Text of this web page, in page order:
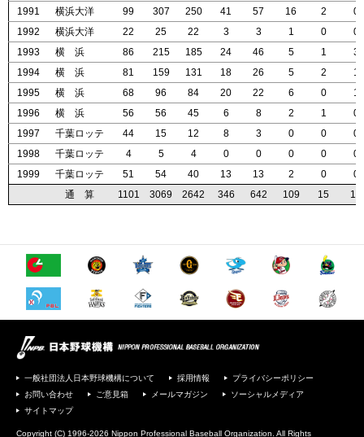
1991
横浜大洋 99 307 250 41 57 16 2
0
1992
横浜大洋 22 25 22 3 3 1 0
0
1993
横 浜 86 215 185 24 46 5 1
3
1994
横 浜 81 159 131 18 26 5 2
1
1995
横 浜 68 96 84 20 22 6 0
1
1996
横 浜 56 56 45 6 8 2 1
0
1997
千葉ロッテ 44 15 12 8 3 0 0
0
1998
千葉ロッテ 4 5 4 0 0 0 0
0
1999
千葉ロッテ 51 54 40 13 13 2 0
0
通 算
1101 3069 2642 346 642 109 15 14
1991
横浜大洋 99 307 250 41 57 16 2
0
1992
横浜大洋 22 25 22 3 3 1 0
0
1993
横 浜 86 215 185 24 46 5 1
3
1994
横 浜 81 159 131 18 26 5 2
1
1995
横 浜 68 96 84 20 22 6 0
1
1996
横 浜 56 56 45 6 8 2 1
0
1997
千葉ロッテ 44 15 12 8 3 0 0
0
1998
千葉ロッテ 4 5 4 0 0 0 0
0
1999
千葉ロッテ 51 54 40 13 13 2 0
0
通 算
1101 3069 2642 346 642 109 15 14
1991
横浜大洋 99 307 250 41 57 16 2
0
1992
横浜大洋 22 25 22 3 3 1 0
0
1993
横 浜 86 215 185 24 46 5 1
3
1994
横 浜 81 159 131 18 26 5 2
1
1995
横 浜 68 96 84 20 22 6 0
1
1996
横 浜 56 56 45 6 8 2 1
0
1997
千葉ロッテ 44 15 12 8 3 0 0
0
1998
千葉ロッテ 4 5 4 0 0 0 0
0
1999
千葉ロッテ 51 54 40 13 13 2 0
0
通 算
1101 3069 2642 346 642 109 15 14
1991
横浜大洋 99 307 250 41 57 16 2
0
1992
横浜大洋 22 25 22 3 3 1 0
0
1993
横 浜 86 215 185 24 46 5 1
3
1994
横 浜 81 159 131 18 26 5 2
1
1995
横 浜 68 96 84 20 22 6 0
1
1996
横 浜 56 56 45 6 8 2 1
0
1997
千葉ロッテ 44 15 12 8 3 0 0
0
1998
千葉ロッテ 4 5 4 0 0 0 0
0
1999
千葉ロッテ 51 54 40 13 13 2 0
0
通 算
1101 3069 2642 346 642 109 15 14
一般社団法人日本野球機構について 採用情報
プライバシーポリシー
お問い合わせ
ご意見箱 メールマガジン
ソーシャルメディア
サイトマップ
Copyright (C) 1996-2026 Nippon Professional Baseball Organization. All Rights